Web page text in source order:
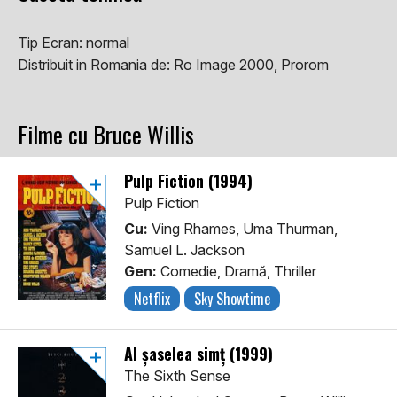
Tip Ecran: normal
Distribuit in Romania de: Ro Image 2000, Prorom
Filme cu Bruce Willis
Pulp Fiction (1994)
Pulp Fiction
Cu: Ving Rhames, Uma Thurman,
Samuel L. Jackson
Gen: Comedie, Dramă, Thriller
Netflix Sky Showtime
Al șaselea simț (1999)
The Sixth Sense